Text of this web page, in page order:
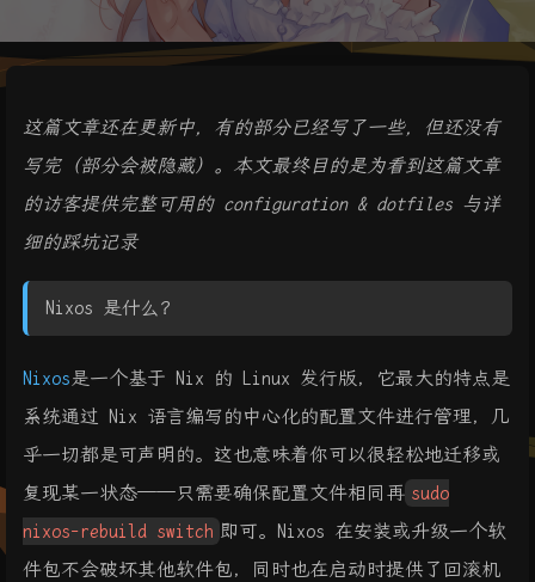
这篇文章还在更新中，有的部分已经写了一些，但还没有
写完（部分会被隐藏）。本文最终目的是为看到这篇文章
的访客提供完整可用的 configuration & dotfiles 与详
细的踩坑记录
Nixos 是什么？
Nixos是一个基于 Nix 的 Linux 发行版，它最大的特点是
系统通过 Nix 语言编写的中心化的配置文件进行管理，几
乎一切都是可声明的。这也意味着你可以很轻松地迁移或
复现某一状态——只需要确保配置文件相同再 sudo
nixos-rebuild switch 即可。Nixos 在安装或升级一个软
件包不会破坏其他软件包，同时也在启动时提供了回滚机